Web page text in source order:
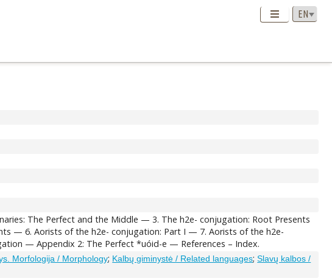
The Perfect and the Middle — 3. The h2e- conjugation: Root Presents
— 6. Aorists of the h2e- conjugation: Part I — 7. Aorists of the h2e-
— Appendix 2: The Perfect *uóid-e — References – Index.
Morfologija / Morphology; Kalbų giminystė / Related languages;Slavų kalbos /